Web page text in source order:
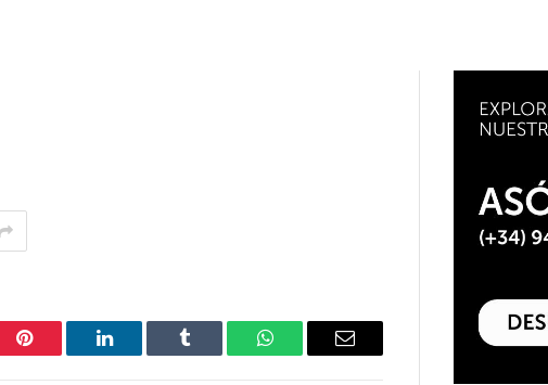
Pinterest LinkedIn Tumblr WhatsAppEmail